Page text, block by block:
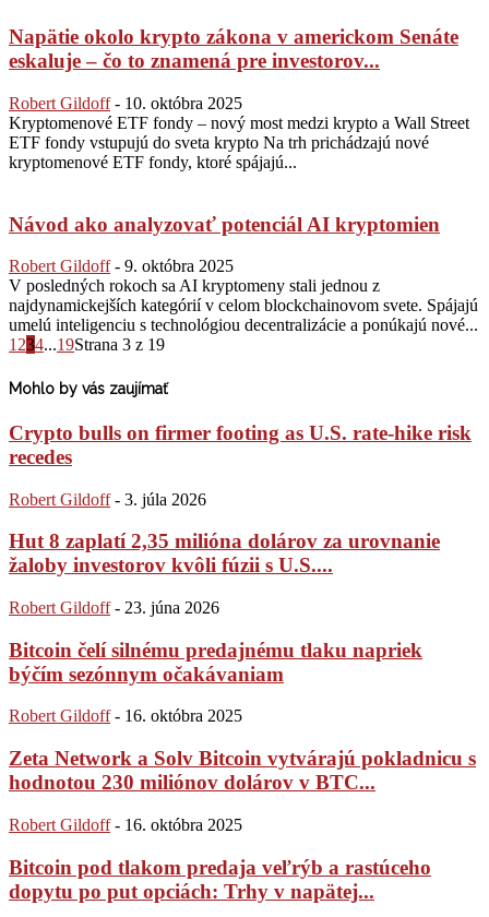
Napätie okolo krypto zákona v americkom Senáte
eskaluje – čo to znamená pre investorov...
Robert Gildoff - 10. októbra 2025
Kryptomenové ETF fondy – nový most medzi krypto a Wall Street
ETF fondy vstupujú do sveta krypto Na trh prichádzajú nové
kryptomenové ETF fondy, ktoré spájajú...
Návod ako analyzovať potenciál AI kryptomien
Robert Gildoff - 9. októbra 2025
V posledných rokoch sa AI kryptomeny stali jednou z
najdynamickejších kategórií v celom blockchainovom svete. Spájajú
umelú inteligenciu s technológiou decentralizácie a ponúkajú nové...
1 234...19Strana 3 z 19
Mohlo by vás zaujímať
Crypto bulls on firmer footing as U.S. rate-hike risk
recedes
Robert Gildoff - 3. júla 2026
Hut 8 zaplatí 2,35 milióna dolárov za urovnanie
žaloby investorov kvôli fúzii s U.S....
Robert Gildoff - 23. júna 2026
Bitcoin čelí silnému predajnému tlaku napriek
býčím sezónnym očakávaniam
Robert Gildoff - 16. októbra 2025
Zeta Network a Solv Bitcoin vytvárajú pokladnicu s
hodnotou 230 miliónov dolárov v BTC...
Robert Gildoff - 16. októbra 2025
Bitcoin pod tlakom predaja veľrýb a rastúceho
dopytu po put opciách: Trhy v napätej...